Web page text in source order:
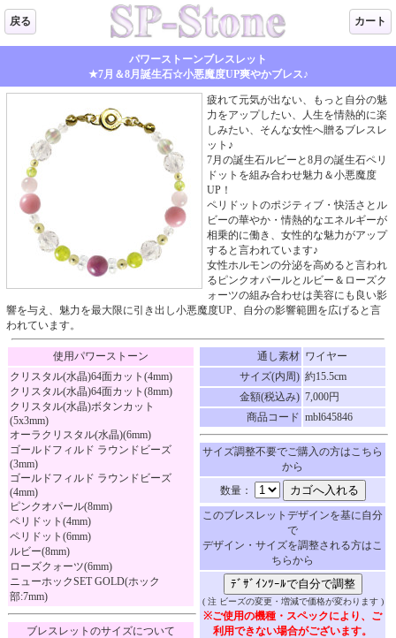
戻る カート
パワーストーンブレスレット
★7月＆8月誕生石☆小悪魔度UP爽やかブレス♪
疲れて元気が出ない、もっと自分の魅
力をアップしたい、人生を情熱的に楽
しみたい、そんな女性へ贈るブレスレ
ット♪
7月の誕生石ルビーと8月の誕生石ペリ
ドットを組み合わせ魅力＆小悪魔度
UP！
ペリドットのポジティブ・快活さとル
ビーの華やか・情熱的なエネルギーが
相乗的に働き、女性的な魅力がアップ
すると言われています♪
女性ホルモンの分泌を高めると言われ
るピンクオパールとルビー＆ローズク
ォーツの組み合わせは美容にも良い影
響を与え、魅力を最大限に引き出し小悪魔度UP、自分の影響範囲を広げると言
われています。
使用パワーストーン
クリスタル(水晶)64面カット(4mm)
クリスタル(水晶)64面カット(8mm)
クリスタル(水晶)ボタンカット
(5x3mm)
オーラクリスタル(水晶)(6mm)
ゴールドフィルド ラウンドビーズ
(3mm)
ゴールドフィルド ラウンドビーズ
(4mm)
ピンクオパール(8mm)
ペリドット(4mm)
ペリドット(6mm)
ルビー(8mm)
ローズクォーツ(6mm)
ニューホックSET GOLD(ホック
部:7mm)
ブレスレットのサイズについて
通し素材 ワイヤー
サイズ(内周) 約15.5cm
金額(税込み) 7,000円
商品コード mbl645846
サイズ調整不要でご購入の方はこちら
から
数量：
このブレスレットデザインを基に自分
で
デザイン・サイズを調整される方はこ
ちらから
( 注 ビーズの変更・増減で価格が変わります )
※ご使用の機種・スペックにより、ご
利用できない場合がございます。